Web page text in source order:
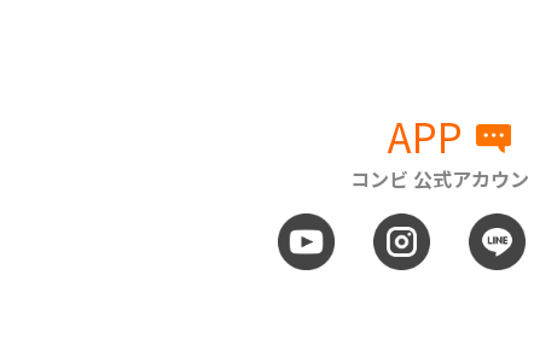
APP
コンビ 公式アカウン